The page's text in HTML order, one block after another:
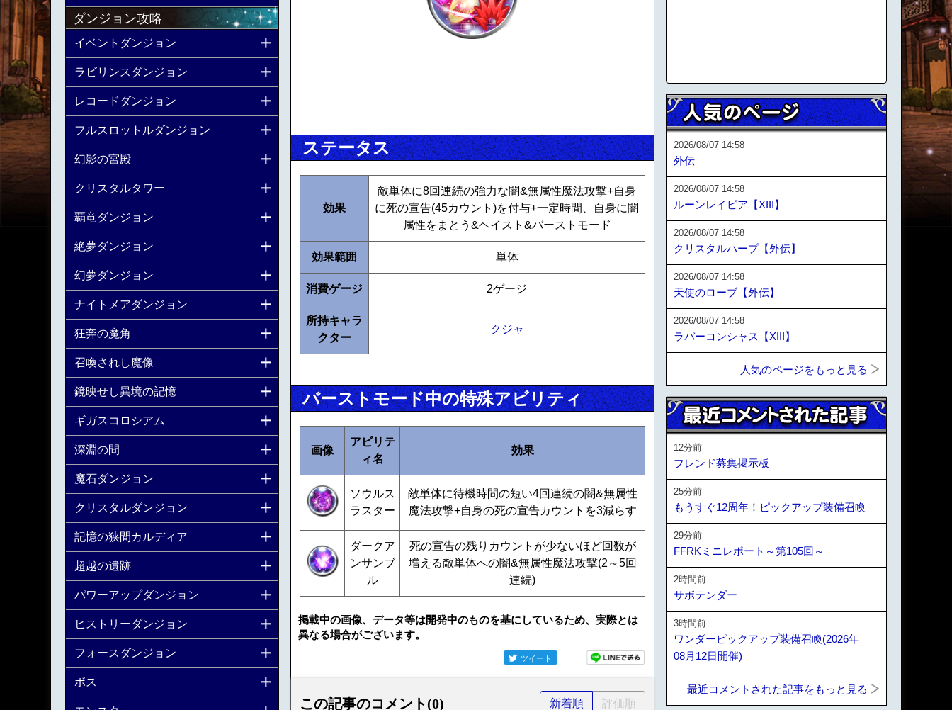
ステータス
効果
敵単体に8回連続の強力な闇&無属性魔法攻撃+自身
に死の宣告(45カウント)を付与+一定時間、自身に闇
属性をまとう&ヘイスト&バーストモード
効果範囲 単体
消費ゲージ 2ゲージ
所持キャラ
クター
クジャ
バーストモード中の特殊アビリティ
画像
アビリテ
ィ名
効果
ソウルス
ラスター
敵単体に待機時間の短い4回連続の闇&無属性
魔法攻撃+自身の死の宣告カウントを3減らす
ダークア
ンサンブ
ル
死の宣告の残りカウントが少ないほど回数が
増える敵単体への闇&無属性魔法攻撃(2～5回
連続)
掲載中の画像、データ等は開発中のものを基にしているため、実際とは
異なる場合がございます。
ツイート
この記事のコメント(0) 新着順 評価順
ダンジョン攻略
イベントダンジョン
ラビリンスダンジョン
レコードダンジョン
フルスロットルダンジョン
幻影の宮殿
クリスタルタワー
覇竜ダンジョン
絶夢ダンジョン
幻夢ダンジョン
ナイトメアダンジョン
狂奔の魔角
召喚されし魔像
鏡映せし異境の記憶
ギガスコロシアム
深淵の間
魔石ダンジョン
クリスタルダンジョン
記憶の狭間カルディア
超越の遺跡
パワーアップダンジョン
ヒストリーダンジョン
フォースダンジョン
ボス
2026/08/07 14:58
外伝
2026/08/07 14:58
ルーンレイピア【XIII】
2026/08/07 14:58
クリスタルハープ【外伝】
2026/08/07 14:58
天使のローブ【外伝】
2026/08/07 14:58
ラバーコンシャス【XIII】
人気のページをもっと見る
12分前
フレンド募集掲示板
25分前
もうすぐ12周年！ピックアップ装備召喚
29分前
FFRKミニレポート～第105回～
2時間前
サボテンダー
3時間前
ワンダーピックアップ装備召喚(2026年
08月12日開催)
最近コメントされた記事をもっと見る